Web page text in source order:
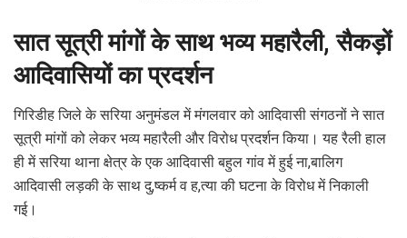
सात सूत्री मांगों के साथ भव्य महारैली, सैकड़ों
आदिवासियों का प्रदर्शन
गिरिडीह जिले के सरिया अनुमंडल में मंगलवार को आदिवासी संगठनों ने सात
सूत्री मांगों को लेकर भव्य महारैली और विरोध प्रदर्शन किया। यह रैली हाल
ही में सरिया थाना क्षेत्र के एक आदिवासी बहुल गांव में हुई ना,बालिग
आदिवासी लड़की के साथ दु,ष्कर्म व ह,त्या की घटना के विरोध में निकाली
गई।